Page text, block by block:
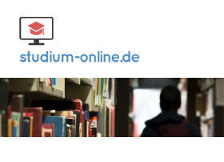
Inhalt
springen
und